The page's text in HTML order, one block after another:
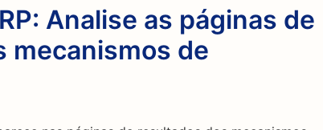
Analise as páginas de
mecanismos de